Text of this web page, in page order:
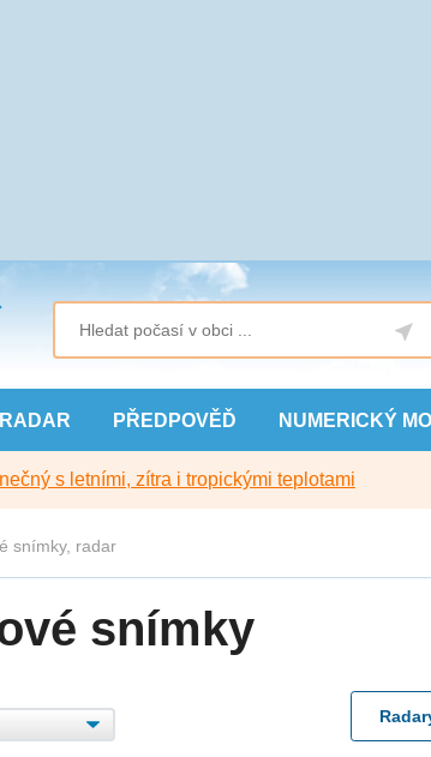
RADAR PŘEDPOVĚĎ NUMERICKÝ
s letními, zítra i tropickými teplotami
snímky, radar
snímky